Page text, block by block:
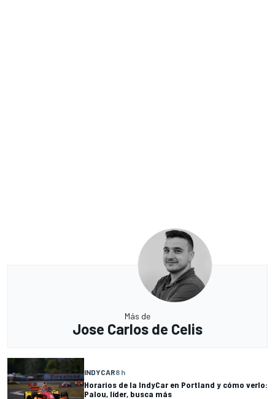
Más de
Jose Carlos de Celis
INDYCAR8 h
Horarios de la IndyCar en Portland y cómo verlo:
Palou, líder, busca más